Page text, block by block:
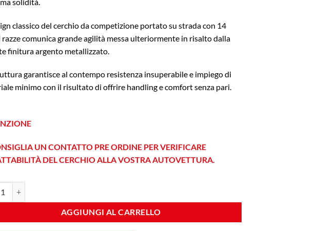
classico del cerchio da competizione portato su strada con 14
comunica grande agilità messa ulteriormente in risalto dalla
finitura argento metallizzato.
garantisce al contempo resistenza insuperabile e impiego di
minimo con il risultato di offrire handling e comfort senza pari.
UN CONTATTO PRE ORDINE PER VERIFICARE
DEL CERCHIO ALLA VOSTRA AUTOVETTURA.
AGGIUNGI AL CARRELLO